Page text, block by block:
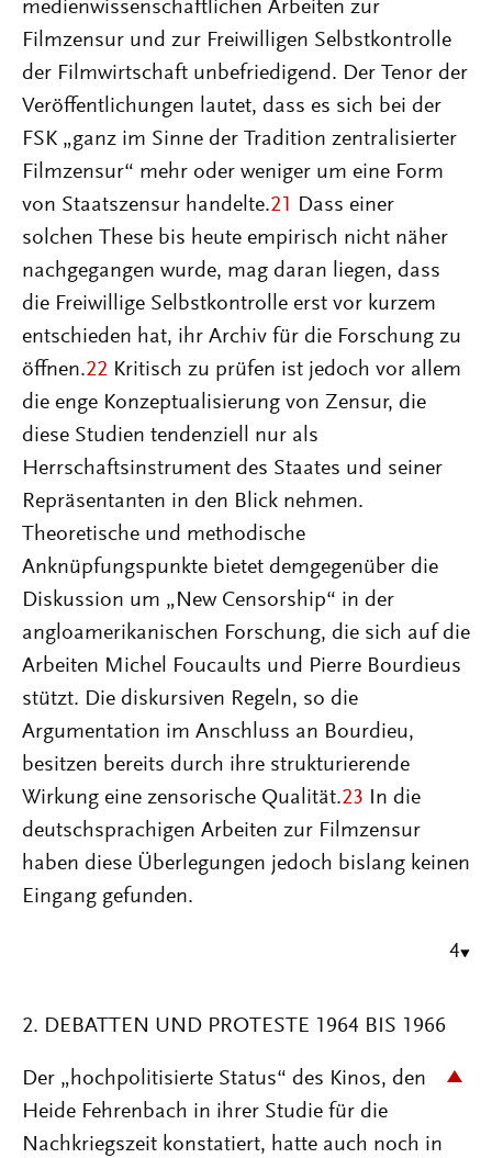
medienwissenschaftlichen Arbeiten zur
Filmzensur und zur Freiwilligen Selbstkontrolle
der Filmwirtschaft unbefriedigend. Der Tenor der
Veröffentlichungen lautet, dass es sich bei der
FSK „ganz im Sinne der Tradition zentralisierter
Filmzensur“ mehr oder weniger um eine Form
von Staatszensur handelte.21 Dass einer
solchen These bis heute empirisch nicht näher
nachgegangen wurde, mag daran liegen, dass
die Freiwillige Selbstkontrolle erst vor kurzem
entschieden hat, ihr Archiv für die Forschung zu
öffnen.22 Kritisch zu prüfen ist jedoch vor allem
die enge Konzeptualisierung von Zensur, die
diese Studien tendenziell nur als
Herrschaftsinstrument des Staates und seiner
Repräsentanten in den Blick nehmen.
Theoretische und methodische
Anknüpfungspunkte bietet demgegenüber die
Diskussion um „New Censorship“ in der
angloamerikanischen Forschung, die sich auf die
Arbeiten Michel Foucaults und Pierre Bourdieus
stützt. Die diskursiven Regeln, so die
Argumentation im Anschluss an Bourdieu,
besitzen bereits durch ihre strukturierende
Wirkung eine zensorische Qualität.23 In die
deutschsprachigen Arbeiten zur Filmzensur
haben diese Überlegungen jedoch bislang keinen
Eingang gefunden.
4
2. DEBATTEN UND PROTESTE 1964 BIS 1966
Der „hochpolitisierte Status“ des Kinos, den
Heide Fehrenbach in ihrer Studie für die
Nachkriegszeit konstatiert, hatte auch noch in